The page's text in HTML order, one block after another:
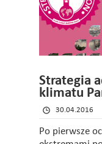
Strategia
klimatu
30.04.2016
Po pierwsze